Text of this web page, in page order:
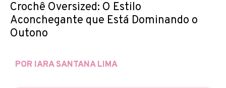
Crochê Oversized: O Estilo
Aconchegante que Está Dominando o
Outono
POR IARA SANTANA LIMA